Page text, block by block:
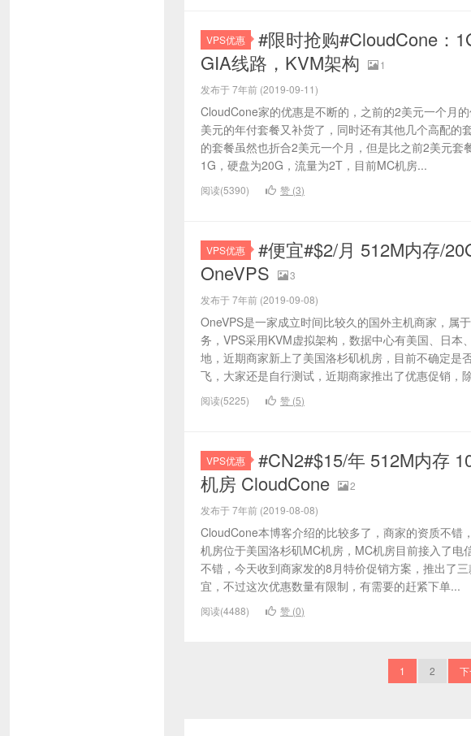
VPS优惠
#限时抢购#CloudCone：
GIA线路，KVM架构
1
发布于 7年前 (2019-09-11)
CloudCone家的优惠是不断的，之前的2美元一个月
美元的年付套餐又补货了，同时还有其他几个高配的
的套餐虽然也折合2美元一个月，但是比之前2美元套
1G，硬盘为20G，流量为2T，目前MC机房...
阅读(5390) 赞 (3)
VPS优惠
#便宜#$2/月 512M内存/
OneVPS
3
发布于 7年前 (2019-09-08)
OneVPS是一家成立时间比较久的国外主机商家，属
务，VPS采用KVM虚拟架构，数据中心有美国、日本
地，近期商家新上了美国洛杉矶机房，目前不确定是
飞，大家还是自行测试，近期商家推出了优惠促销，
阅读(5225) 赞 (5)
VPS优惠
#CN2#$15/年 512M内存
机房 CloudCone
2
发布于 7年前 (2019-08-08)
CloudCone本博客介绍的比较多了，商家的资质不错
机房位于美国洛杉矶MC机房，MC机房目前接入了电
不错，今天收到商家发的8月特价促销方案，推出了
宜，不过这次优惠数量有限制，有需要的赶紧下单...
阅读(4488) 赞 (0)
1 2